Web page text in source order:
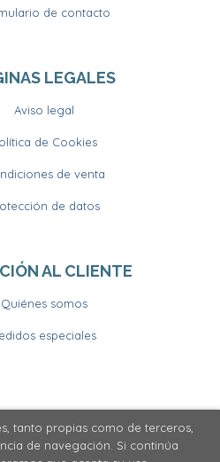
de contacto
LEGALES
Aviso legal
de Cookies
de venta
de datos
AL CLIENTE
Quiénes somos
especiales
. Todos los Derechos
tanto propias como de terceros,
de navegación. Si continúa